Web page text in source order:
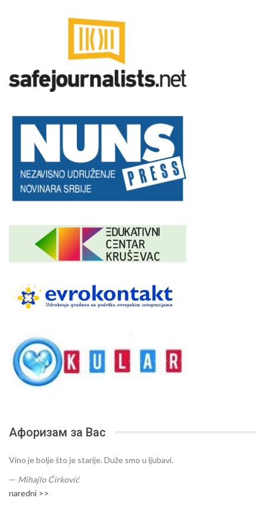
Афоризам за Вас
Vino je bolje što je starije. Duže smo u ljubavi.
— Mihajlo Ćirković
naredni >>